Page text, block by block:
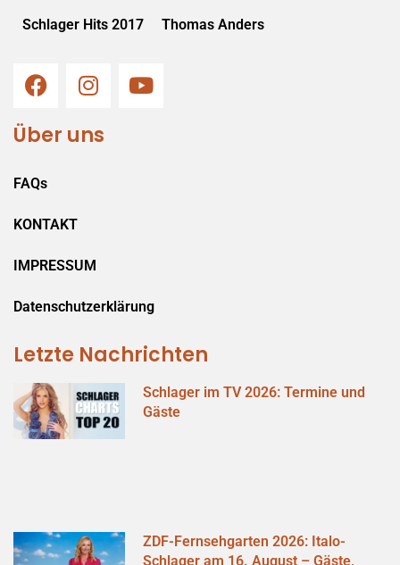
Schlager Hits 2017 Thomas Anders
Über uns
FAQs
KONTAKT
IMPRESSUM
Datenschutzerklärung
Letzte Nachrichten
Schlager im TV 2026: Termine und
Gäste
ZDF-Fernsehgarten 2026: Italo-
Schlager am 16. August – Gäste,